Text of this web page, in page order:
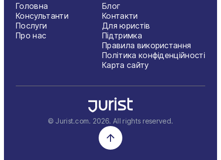
Головна
Консультанти
Послуги
Про нас
Блог
Контакти
Для юристів
Підтримка
Правила використання
Політика конфіденційності
Карта сайту
© Jurist.com. 2026. All rights reserved.